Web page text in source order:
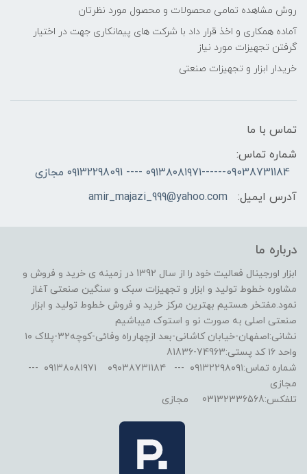
روش مشاهده تمامی محصولات و محصول مورد نظرتان
آماده همکاری و اخذ قرار داد با شرکت های پیمانکاری جهت در اختیار
گرفتن تجهیزات مورد نیاز
خریدار ابزار و تجهیزات صنعتی
تماس با ما
شماره تماس:
09038731184------۰۹۱۳۸۰۸۱۹۷۱ ---- ۰۹132298091 مجازی
آدرس ایمیل:
amir_majazi_999@yahoo.com
درباره ما
ابزار اورجینال فعالیت خود را از سال 1392 در زمینه ی خرید و فروش و
مشاوره خطوط تولید و ابزار و تجهیزات سبک و سنگین صنعتی آغاز
نمود.مفتخر هستیم بهترین مرکز خرید و فروش خطوط تولید و ابزار
صنعتی اصلی به صورت نو و استوک میباشیم
نشانی:اصفهان-خیابان کاشانی-بعد ازچهارراه وفائی-کوچه۳۲-پلاک ۱۰
واحد ۱۶ کد پستی:74963-81836
شماره تماس:۰۹۱۳۲۲۹۸۰۹۱ --- ۰۹۰۳۸۷۳۱۱۸۴ ۰۹۱۳۸۰۸۱۹۷۱ ---
مجازی
تلفکس:03132336568 مجازی